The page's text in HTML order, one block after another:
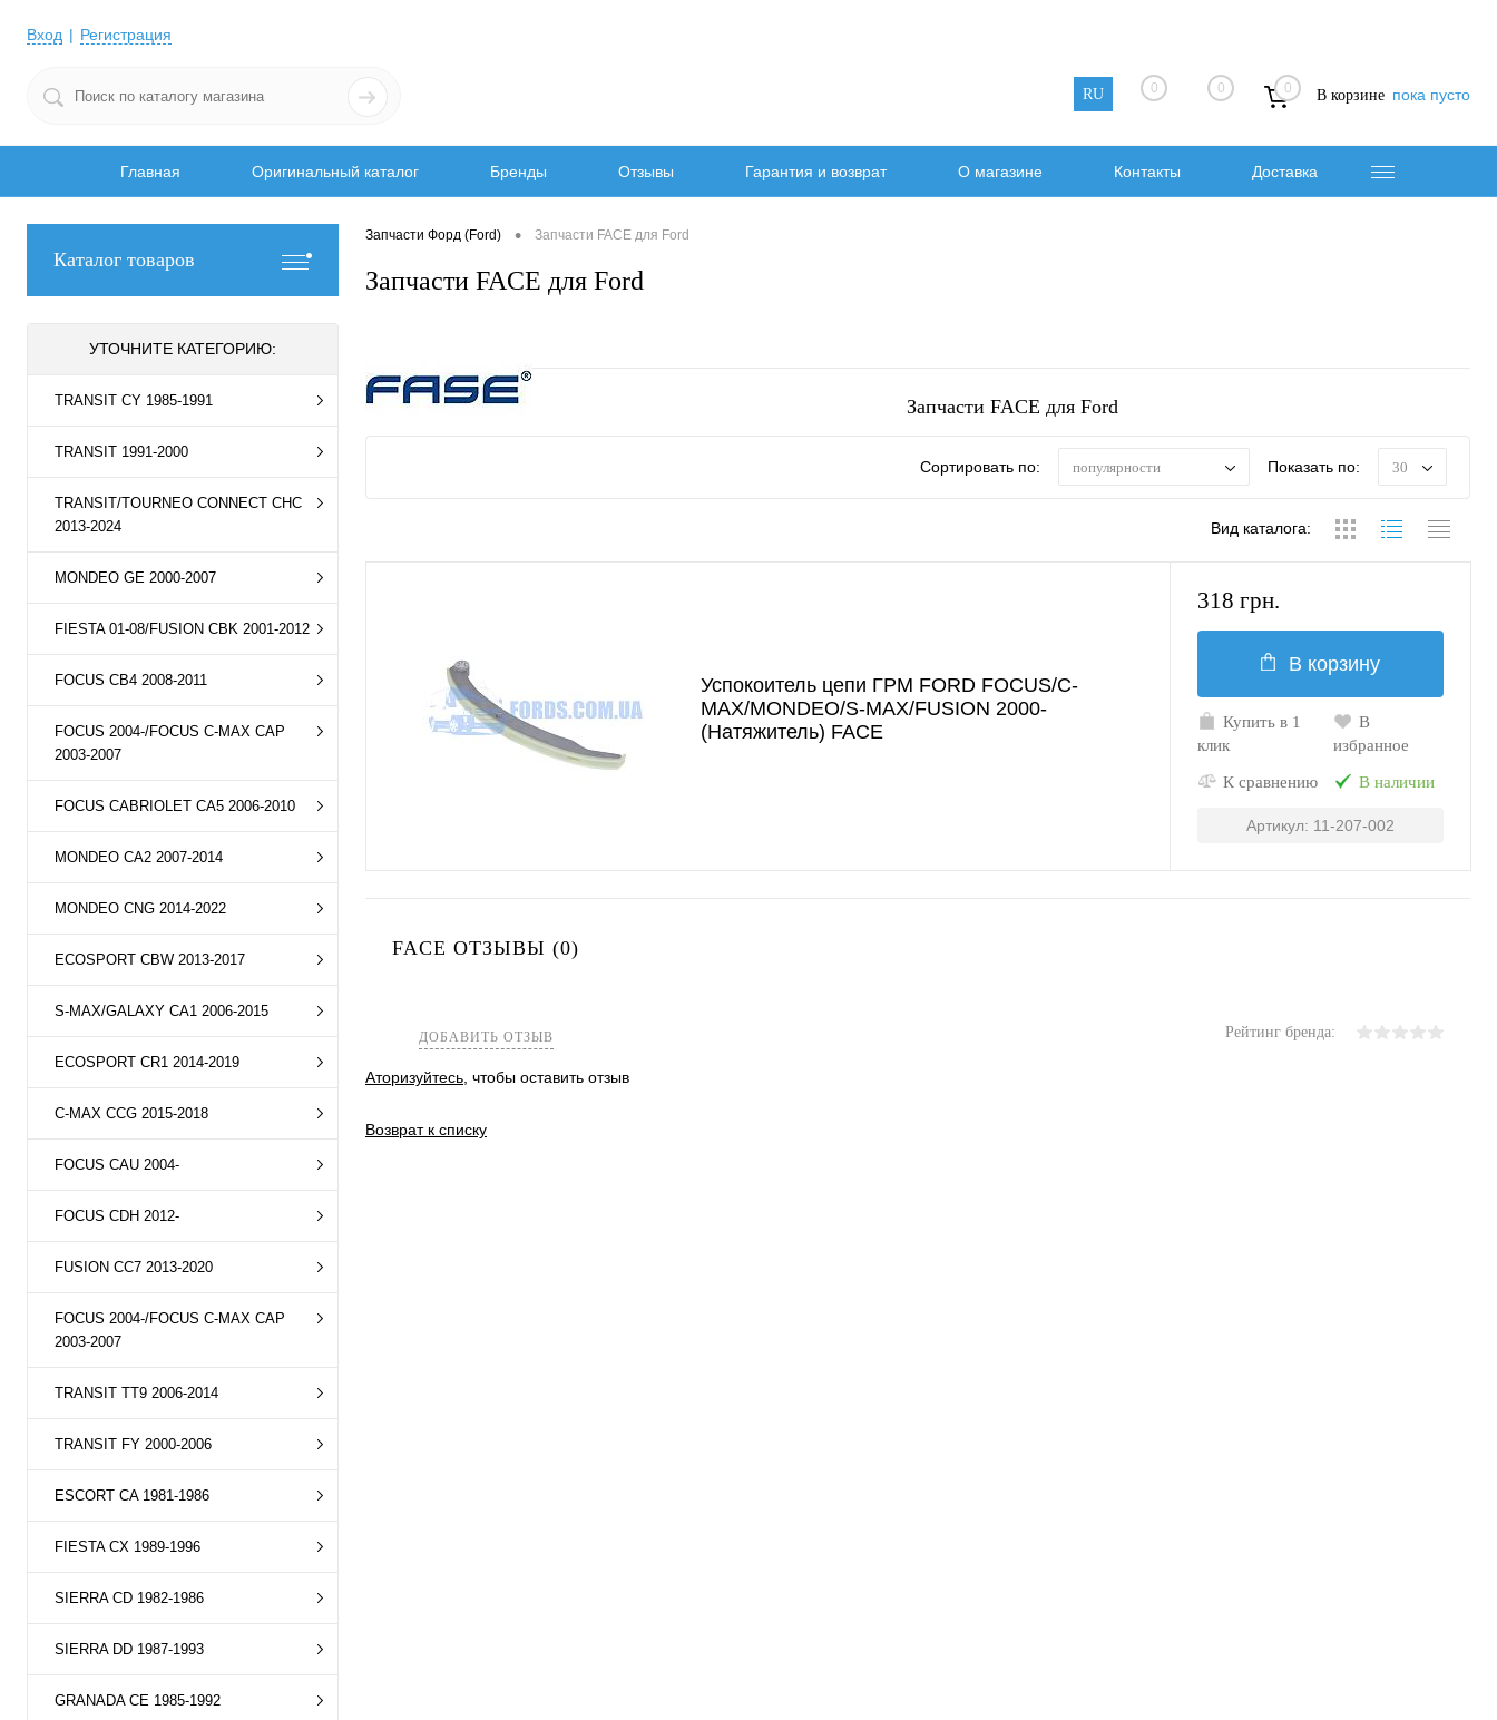
Вход Регистрация
RU 0 0 0 В корзине пока пусто
Главная Оригинальный каталог Бренды Отзывы Гарантия и возврат О магазине Контакты Доставка
Каталог товаров
УТОЧНИТЕ КАТЕГОРИЮ:
TRANSIT CY 1985-1991
TRANSIT 1991-2000
TRANSIT/TOURNEO CONNECT CHC
2013-2024
MONDEO GE 2000-2007
FIESTA 01-08/FUSION CBK 2001-2012
FOCUS CB4 2008-2011
FOCUS 2004-/FOCUS C-MAX CAP
2003-2007
FOCUS CABRIOLET CA5 2006-2010
MONDEO CA2 2007-2014
MONDEO CNG 2014-2022
ECOSPORT CBW 2013-2017
S-MAX/GALAXY CA1 2006-2015
ECOSPORT CR1 2014-2019
C-MAX CCG 2015-2018
FOCUS CAU 2004-
FOCUS CDH 2012-
FUSION CC7 2013-2020
FOCUS 2004-/FOCUS C-MAX CAP
2003-2007
TRANSIT TT9 2006-2014
TRANSIT FY 2000-2006
ESCORT CA 1981-1986
FIESTA CX 1989-1996
SIERRA CD 1982-1986
SIERRA DD 1987-1993
GRANADA CE 1985-1992
Запчасти Форд (Ford) • Запчасти FACE для Ford
Запчасти FACE для Ford
Запчасти FACE для Ford
Сортировать по: популярности Показать по: 30
Вид каталога:
Успокоитель цепи ГРМ FORD FOCUS/C-
MAX/MONDEO/S-MAX/FUSION 2000-
(Натяжитель) FACE
318 грн.
В корзину
Купить в 1
клик
В
избранное
К сравнению В наличии
Артикул: 11-207-002
FACE ОТЗЫВЫ (0)
ДОБАВИТЬ ОТЗЫВ Рейтинг бренда:
Аторизуйтесь, чтобы оставить отзыв
Возврат к списку